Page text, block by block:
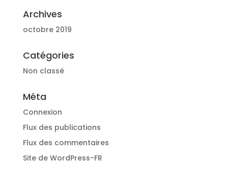
Archives
octobre 2019
Catégories
Non classé
Méta
Connexion
Flux des publications
Flux des commentaires
Site de WordPress-FR